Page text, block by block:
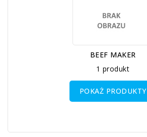
BEEF MAKER
1 produkt
POKAŻ PRODUKTY